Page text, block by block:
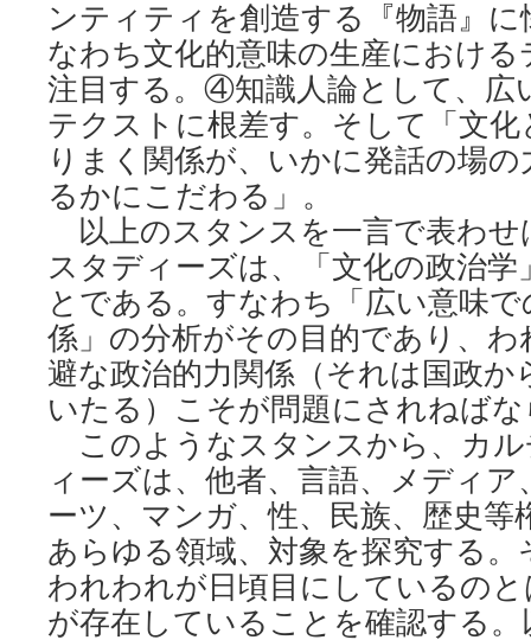
ンティティを創造する『物語』
なわち文化的意味の生産におけ
注目する。④知識人論として、広
テクストに根差す。そして「文化
りまく関係が、いかに発話の場
るかにこだわる」。
以上のスタンスを一言で表わせ
スタディーズは、「文化の政治
とである。すなわち「広い意味
係」の分析がその目的であり、
避な政治的力関係（それは国政か
いたる）こそが問題にされねば
このようなスタンスから、カ
ィーズは、他者、言語、メディア
ーツ、マンガ、性、民族、歴史等
あらゆる領域、対象を探究する
われわれが日頃目にしているの
が存在していることを確認する